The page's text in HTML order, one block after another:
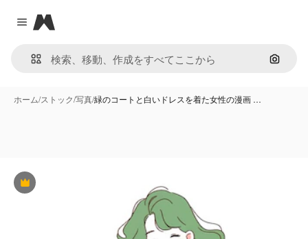
Close menu
Magnific
画像で
ホーム/ストック/写真/緑のコートと白いドレスを着た女性の漫画 …
Premium